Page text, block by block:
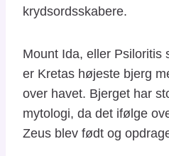
krydsordsskabere.
Mount Ida, eller Psiloritis
er Kretas højeste bjerg
over havet. Bjerget har
mytologi, da det ifølge
Zeus blev født og